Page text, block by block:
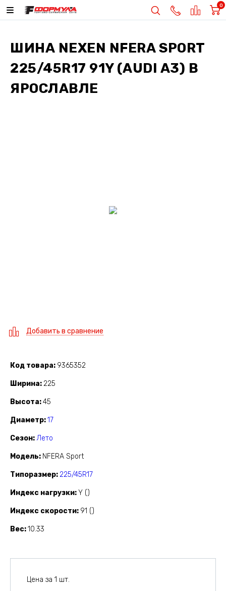
0
ШИНА NEXEN NFERA SPORT
225/45R17 91Y (AUDI A3) В
ЯРОСЛАВЛЕ
Добавить в сравнение
Код товара 9365352
Ширина 225
Высота 45
Диаметр 17
Сезон Лето
Модель NFERA Sport
Типоразмер 225/45R17
Индекс нагрузки Y ()
Индекс скорости 91 ()
Вес 10.33
Цена за 1 шт.